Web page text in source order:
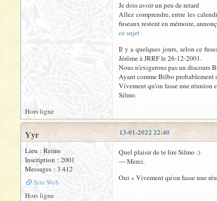
Je dois avoir un peu de retard
Allez comprendre, entre les
fuseaux restent en mémoire,
ce sujet
Il y a quelques jours, selon ce
Jérôme à JRRF le 26-12-2001.
Nous n'exigerons pas un discours
Ayant comme Bilbo probablement
Vivement qu'on fasse une réunion
Silmo.
Hors ligne
13-01-2022 22:40
Yyr
Lieu : Reims
Inscription : 2001
Messages : 3 412
Site Web
Quel plaisir de te lire Silmo :)
— Merci.
Oui « Vivement qu'on fasse une
Hors ligne